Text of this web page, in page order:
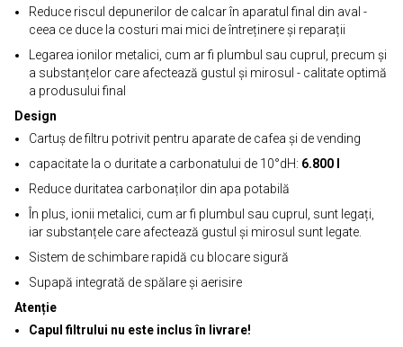
Reduce riscul depunerilor de calcar în aparatul final din aval -
ceea ce duce la costuri mai mici de întreținere și reparații
Legarea ionilor metalici, cum ar fi plumbul sau cuprul, precum și
a substanțelor care afectează gustul și mirosul - calitate optimă
a produsului final
Design
Cartuș de filtru potrivit pentru aparate de cafea și de vending
capacitate la o duritate a carbonatului de 10°dH: 6.800 l
Reduce duritatea carbonaților din apa potabilă
În plus, ionii metalici, cum ar fi plumbul sau cuprul, sunt legați,
iar substanțele care afectează gustul și mirosul sunt legate.
Sistem de schimbare rapidă cu blocare sigură
Supapă integrată de spălare și aerisire
Atenție
Capul filtrului nu este inclus în livrare!